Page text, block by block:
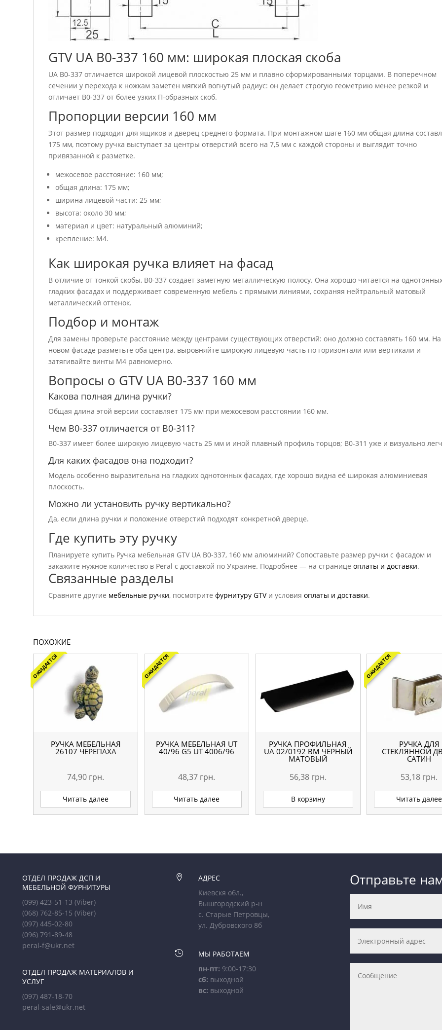
GTV UA B0-337 160 мм: широкая плоская скоба
UA B0-337 отличается широкой лицевой плоскостью 25 мм и плавно сформированными торцами. В поперечном
сечении у перехода к ножкам заметен мягкий вогнутый радиус: он делает строгую геометрию менее резкой и
отличает B0-337 от более узких П-образных скоб.
Пропорции версии 160 мм
Этот размер подходит для ящиков и дверец среднего формата. При монтажном шаге 160 мм общая длина
175 мм, поэтому ручка выступает за центры отверстий всего на 7,5 мм с каждой стороны и выглядит точно
привязанной к разметке.
межосевое расстояние: 160 мм;
общая длина: 175 мм;
ширина лицевой части: 25 мм;
высота: около 30 мм;
материал и цвет: натуральный алюминий;
крепление: M4.
Как широкая ручка влияет на фасад
В отличие от тонкой скобы, B0-337 создаёт заметную металлическую полосу. Она хорошо читается на
гладких фасадах и поддерживает современную мебель с прямыми линиями, сохраняя нейтральный матовый
металлический оттенок.
Подбор и монтаж
Для замены проверьте расстояние между центрами существующих отверстий: оно должно составлять 160 мм. На
новом фасаде разметьте оба центра, выровняйте широкую лицевую часть по горизонтали или вертикали и
затягивайте винты M4 равномерно.
Вопросы о GTV UA B0-337 160 мм
Какова полная длина ручки?
Общая длина этой версии составляет 175 мм при межосевом расстоянии 160 мм.
Чем B0-337 отличается от B0-311?
B0-337 имеет более широкую лицевую часть 25 мм и иной плавный профиль торцов; B0-311 уже и визуально
Для каких фасадов она подходит?
Модель особенно выразительна на гладких однотонных фасадах, где хорошо видна её широкая алюминиевая
плоскость.
Можно ли установить ручку вертикально?
Да, если длина ручки и положение отверстий подходят конкретной дверце.
Где купить эту ручку
Планируете купить Ручка мебельная GTV UA B0-337, 160 мм алюминий? Сопоставьте размер ручки с фасадом и
закажите нужное количество в Peral с доставкой по Украине. Подробнее — на страницеоплаты и доставки.
Связанные разделы
Сравните другие мебельные ручки, посмотритефурнитуру GTVи условияоплаты и доставки.
ПОХОЖИЕ
ОЖИДАЕТСЯ
РУЧКА МЕБЕЛЬНАЯ
26107 ЧЕРЕПАХА
74,90 грн.
Читать далее
ОЖИДАЕТСЯ
РУЧКА МЕБЕЛЬНАЯ UТ
40/96 G5 UT 4006/96
48,37 грн.
Читать далее
РУЧКА ПРОФИЛЬНАЯ
UA 02/0192 BM ЧЕРНЫЙ
МАТОВЫЙ
56,38 грн.
В корзину
ОЖИДАЕТСЯ
РУЧКА ДЛЯ
СТЕКЛЯННОЙ
САТИН
53,18 грн.
Читать далее
ОТДЕЛ ПРОДАЖ ДСП И
МЕБЕЛЬНОЙ ФУРНИТУРЫ
(099) 423-51-13(Viber)
(068) 762-85-15(Viber)
(097) 445-02-80
(096) 791-89-48
peral-f@ukr.net
ОТДЕЛ ПРОДАЖ МАТЕРИАЛОВ И
УСЛУГ
(097) 487-18-70
peral-sale@ukr.net

АДРЕС
Киевскя обл.,
Вышгородский р-н
с. Старые Петровцы,
ул. Дубровского 8б

МЫ РАБОТАЕМ
пн-пт: 9:00-17:30
сб: выходной
вс: выходной
Отправьте